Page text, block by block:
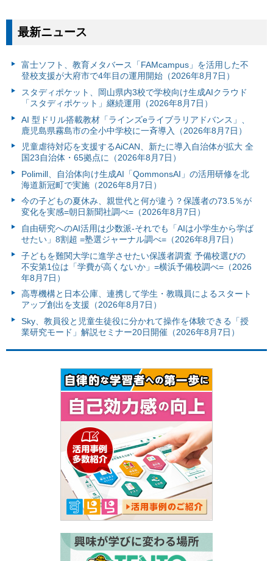
最新ニュース
富⼠ソフト、教育メタバース「FAMcampus」を活用した不
登校支援が大府市で4年目の運用開始（2026年8月7日）
スタディポケット、岡山県内3校で学校向け生成AIクラウド
「スタディポケット」継続運用（2026年8月7日）
AI 型ドリル搭載教材「ラインズeライブラリアドバンス」、
鹿児島県霧島市の全小中学校に一斉導入（2026年8月7日）
児童虐待対応を支援するAiCAN、新たに導入自治体が拡大 全
国23自治体・65拠点に（2026年8月7日）
Polimill、自治体向け生成AI「QommonsAI」の活用研修を北
海道新冠町で実施（2026年8月7日）
今の子どもの夏休み、親世代と何が違う？保護者の73.5％が
変化を実感=朝日新聞社調べ=（2026年8月7日）
自由研究へのAI活用は少数派-それでも「AIは小学生から学ば
せたい」8割超 =塾選ジャーナル調べ=（2026年8月7日）
子どもを難関大学に進学させたい保護者調査 予備校選びの
不安第1位は「学費が高くないか」=横浜予備校調べ=（2026
年8月7日）
高専機構と日本公庫、連携して学生・教職員によるスタート
アップ創出を支援（2026年8月7日）
Sky、教員役と児童生徒役に分かれて操作を体験できる「授
業研究モード」解説セミナー20日開催（2026年8月7日）